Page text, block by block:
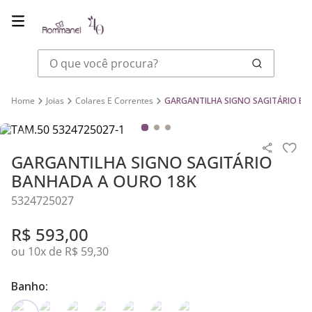
O que você procura?
Joias Colares E Correntes GARGANTILHA SIGNO SAGITÁRIO
GARGANTILHA SIGNO SAGITÁRIO
BANHADA A OURO 18K
5324725027
R$ 593,00
ou 10x de R$ 59,30
Banho: